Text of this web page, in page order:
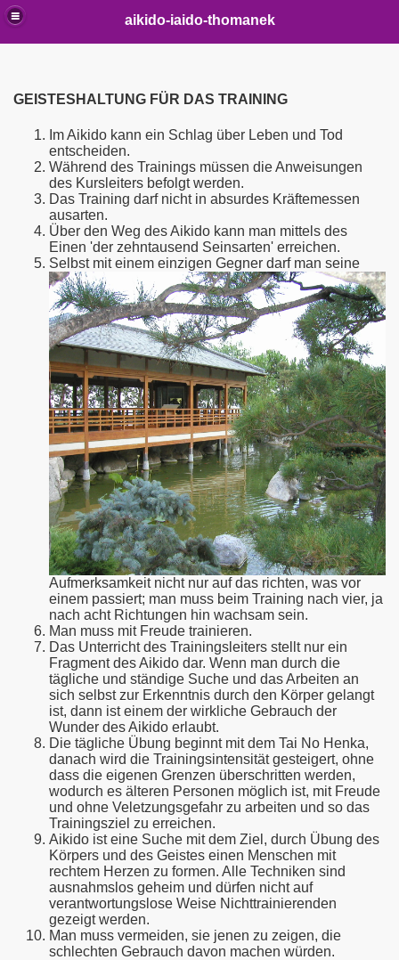
aikido-iaido-thomanek
GEISTESHALTUNG FÜR DAS TRAINING
Im Aikido kann ein Schlag über Leben und Tod
entscheiden.
Während des Trainings müssen die Anweisungen
des Kursleiters befolgt werden.
Das Training darf nicht in absurdes Kräftemessen
ausarten.
Über den Weg des Aikido kann man mittels des
Einen 'der zehntausend Seinsarten' erreichen.
Selbst mit einem einzigen Gegner darf man seine
Aufmerksamkeit nicht nur auf das richten, was vor
einem passiert; man muss beim Training nach vier, ja
nach acht Richtungen hin wachsam sein.
Man muss mit Freude trainieren.
Das Unterricht des Trainingsleiters stellt nur ein
Fragment des Aikido dar. Wenn man durch die
tägliche und ständige Suche und das Arbeiten an
sich selbst zur Erkenntnis durch den Körper gelangt
ist, dann ist einem der wirkliche Gebrauch der
Wunder des Aikido erlaubt.
Die tägliche Übung beginnt mit dem Tai No Henka,
danach wird die Trainingsintensität gesteigert, ohne
dass die eigenen Grenzen überschritten werden,
wodurch es älteren Personen möglich ist, mit Freude
und ohne Veletzungsgefahr zu arbeiten und so das
Trainingsziel zu erreichen.
Aikido ist eine Suche mit dem Ziel, durch Übung des
Körpers und des Geistes einen Menschen mit
rechtem Herzen zu formen. Alle Techniken sind
ausnahmslos geheim und dürfen nicht auf
verantwortungslose Weise Nichttrainierenden
gezeigt werden.
Man muss vermeiden, sie jenen zu zeigen, die
schlechten Gebrauch davon machen würden.